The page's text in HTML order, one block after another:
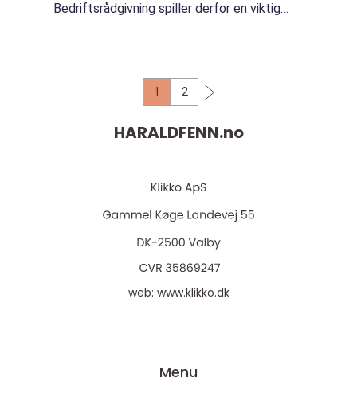
Bedriftsrådgivning spiller derfor en viktig
1 2
HARALDFENN.no
web: www.klikko.dk
Menu